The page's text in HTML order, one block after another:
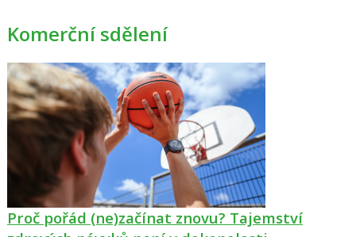
Komerční sdělení
Proč pořád (ne)začínat znovu? Tajemství